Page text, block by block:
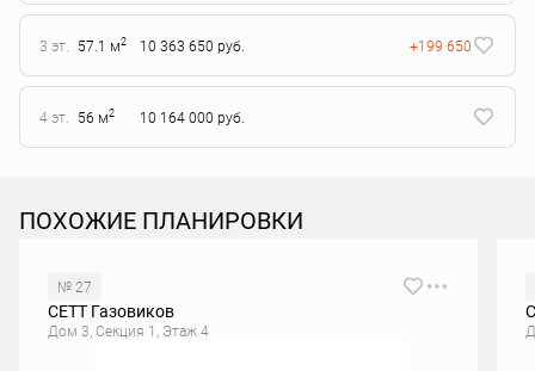
3 эт. 57.1 м2 10 363 650 руб. +199 650
4 эт. 56 м2 10 164 000 руб.
ПОХОЖИЕ ПЛАНИРОВКИ
№ 27
СЕТТ Газовиков
Дом 3, Секция 1, Этаж 4